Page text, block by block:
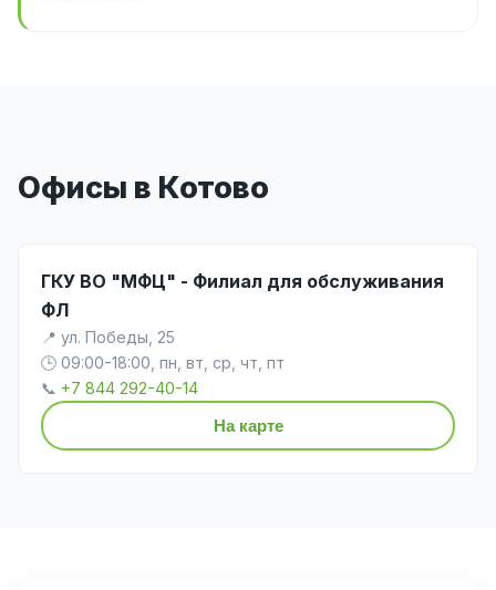
Офисы в Котово
ГКУ ВО "МФЦ" - Филиал для обслуживания
ФЛ
📍 ул. Победы, 25
🕒 09:00-18:00, пн, вт, ср, чт, пт
📞 +7 844 292-40-14
На карте